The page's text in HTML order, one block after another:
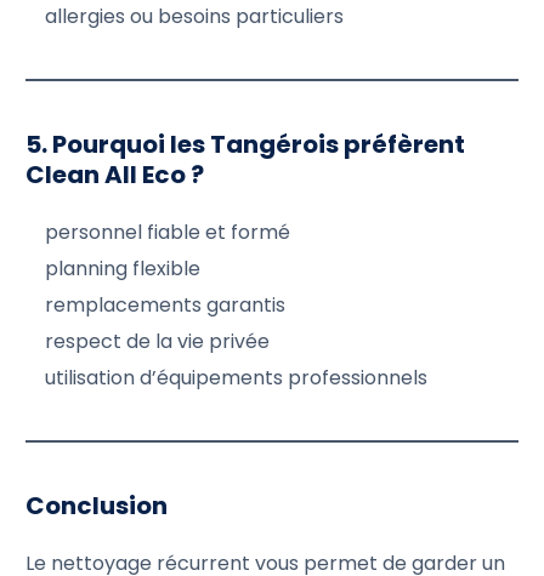
allergies ou besoins particuliers
5. Pourquoi les Tangérois préfèrent
Clean All Eco ?
personnel fiable et formé
planning flexible
remplacements garantis
respect de la vie privée
utilisation d’équipements professionnels
Conclusion
Le nettoyage récurrent vous permet de garder un